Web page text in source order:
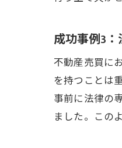
成功事例3
不動産売買に
を持つことは
事前に法律の
ました。この